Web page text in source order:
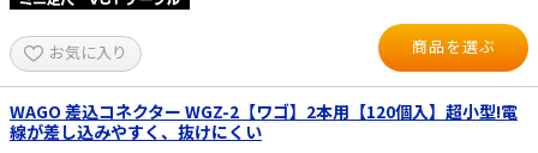
お気に入り 商品を選ぶ
WAGO 差込コネクター WGZ-2【ワゴ】2本用【120個入】超小型!電
線が差し込みやすく、抜けにくい